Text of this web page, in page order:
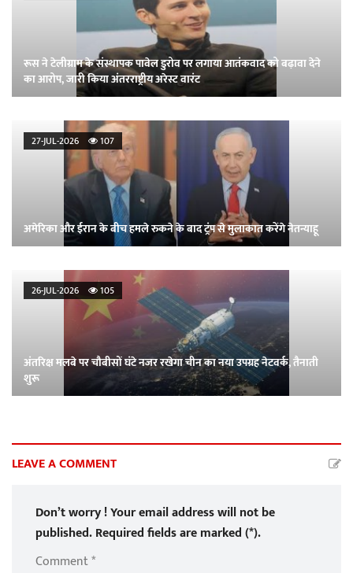
रूस ने टेलीग्राम के संस्थापक पावेल डुरोव पर लगाया आतंकवाद को बढ़ावा देने
का आरोप, जारी किया अंतरराष्ट्रीय अरेस्ट वारंट
27-JUL-2026 107
अमेरिका और ईरान के बीच हमले रुकने के बाद ट्रंप से मुलाकात करेंगे नेतन्याहू
26-JUL-2026 105
अंतरिक्ष मलबे पर चौबीसों घंटे नजर रखेगा चीन का नया उपग्रह नेटवर्क, तैनाती
शुरू
LEAVE A COMMENT
Don’t worry ! Your email address will not be
published. Required fields are marked (*).
Comment *